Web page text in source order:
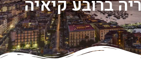
ברובע קיאיה